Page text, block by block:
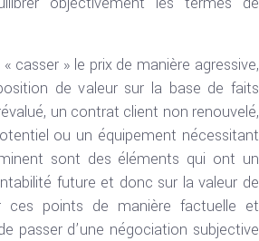
casser » le prix de manière agressive,
de valeur sur la base de faits
un contrat client non renouvelé,
ou un équipement nécessitant
sont des éléments qui ont un
future et donc sur la valeur de
ces points de manière factuelle et
passer d’une négociation subjective